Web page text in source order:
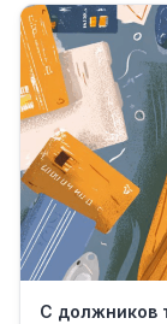
С должников